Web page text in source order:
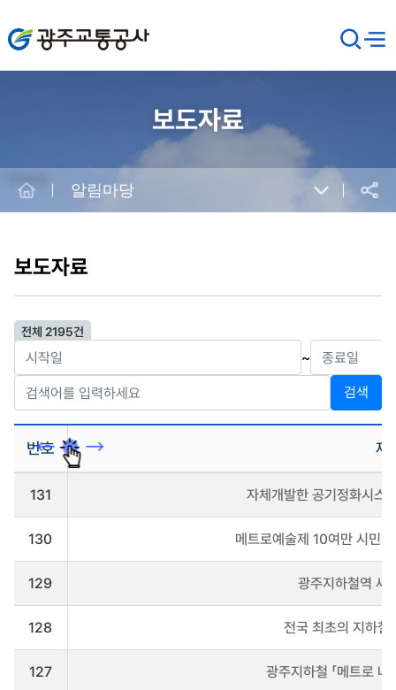
광주교통공사
검
색
창
메뉴
보도자료
공유
알림마당
보도자료
전체 2195건
~
검색
자
시
트
번호 제
131 자체개발한 공기정화시스
130 메트로예술제 10여만 시민
129 광주지하철역 새
128 전국 최초의 지하철
127 광주지하철 「메트로 나